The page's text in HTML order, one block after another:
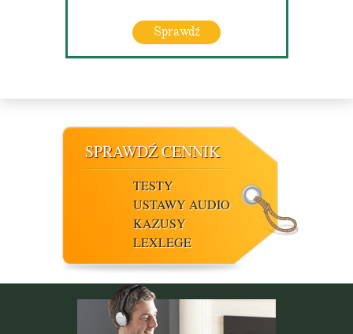
Sprawdź
SPRAWDŹ CENNIK
TESTY
USTAWY AUDIO
KAZUSY
LEXLEGE